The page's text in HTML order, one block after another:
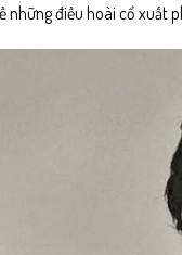
những điều hoài cổ xuất